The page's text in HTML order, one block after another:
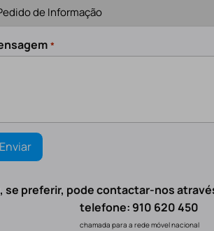
*
se preferir, pode contactar-nos
telefone: 910 620 450
chamada para a rede móvel nacional